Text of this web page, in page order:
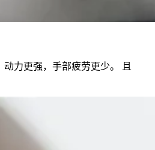
力更强，手部疲劳更少。 且